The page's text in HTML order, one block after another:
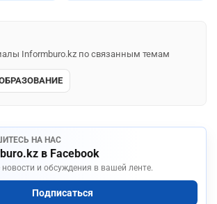
Informburo.kz по связанным темам
НА НАС
в Facebook
и обсуждения в вашей ленте.
Подписаться